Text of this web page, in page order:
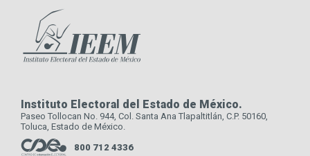
Instituto Electoral del Estado de México.
Paseo Tollocan No. 944, Col. Santa Ana Tlapaltitlán, C.P. 50160,
Toluca, Estado de México.
800 712 4336